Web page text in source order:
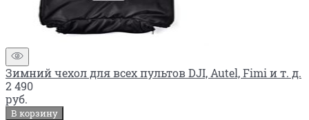
Зимний чехол для всех пультов DJI, Autel, Fimi и т. д.
2 490
руб.
В корзину